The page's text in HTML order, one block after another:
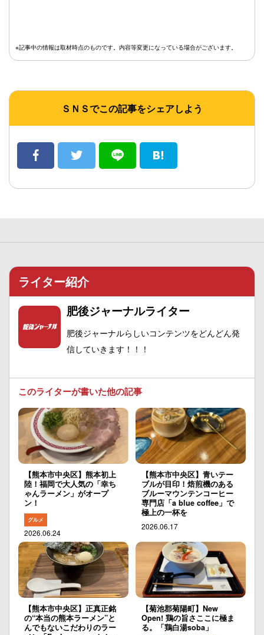
※記事中の情報は取材時点のものです。内容等変更になっている場合がございます。
ＳＮＳでこの記事をシェアしよう
ライター紹介
肥後ジャーナルライター
肥後ジャーナルらしいコンテンツをどんどん発
信していきます！！！
このライターが書いた他の記事
【熊本市中央区】熊本初上
陸！福岡で大人気の「幸ち
ゃんラーメン」がオープ
ン！
グルメ
2026.06.24
【熊本市中央区】青いテー
ブルが目印！焙煎機のある
ブルーマウンテンコーヒー
専門店「a blue coffee」で
極上の一杯を
2026.06.17
【熊本市中央区】正真正銘
の“本当の熊本ラーメン”と
んでもないこだわりのラー
【菊池郡菊陽町】New
Open! 鶏の旨さここに極ま
る。「鶏白湯soba」